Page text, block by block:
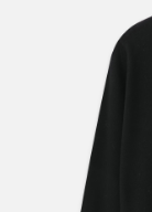
オンラインストア
コレクション